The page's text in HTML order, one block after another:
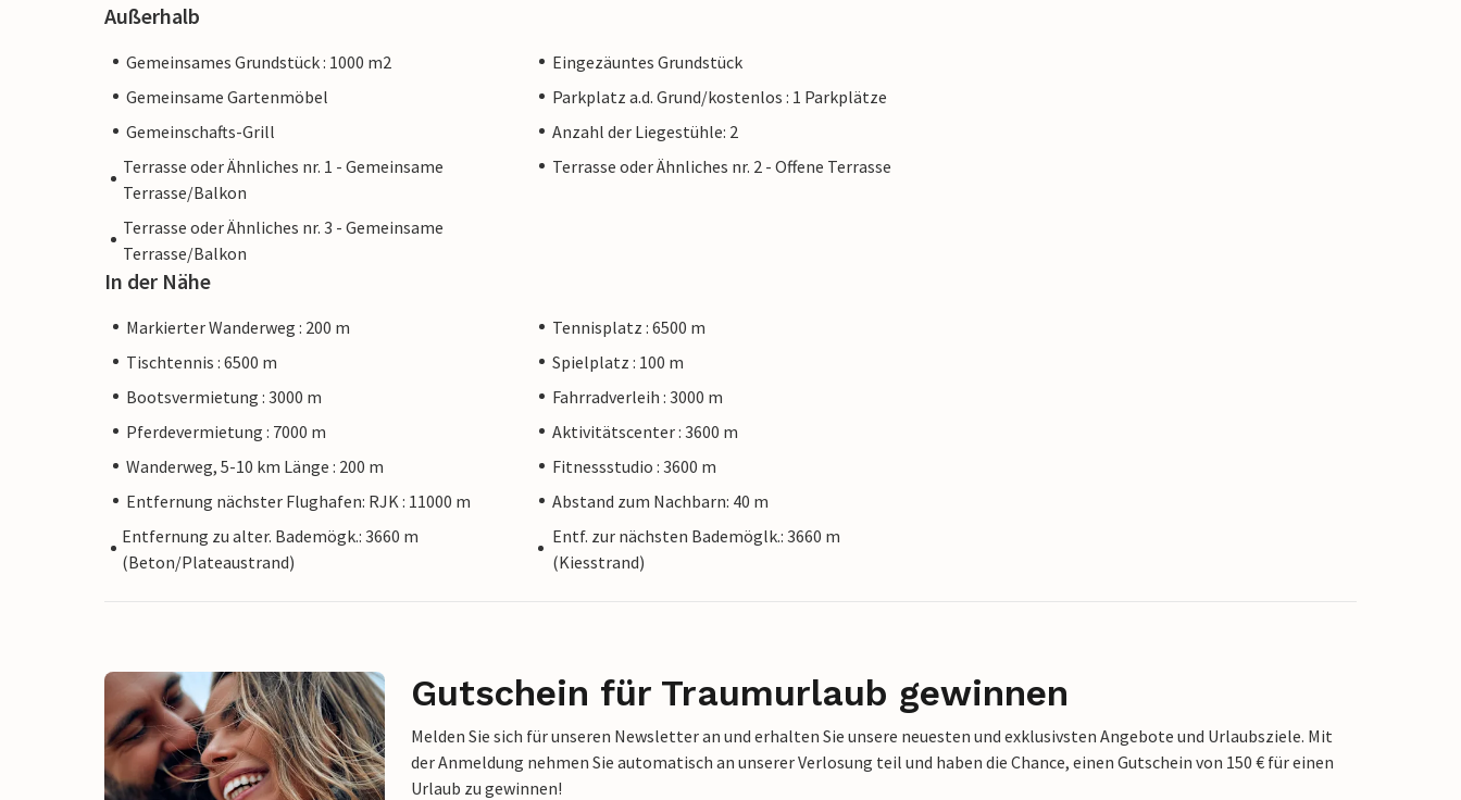
Außerhalb
Gemeinsames Grundstück : 1000 m2
Eingezäuntes Grundstück
Gemeinsame Gartenmöbel
Parkplatz a.d. Grund/kostenlos : 1 Parkplätze
Gemeinschafts-Grill
Anzahl der Liegestühle: 2
Terrasse oder Ähnliches nr. 1 - Gemeinsame
Terrasse/Balkon
Terrasse oder Ähnliches nr. 2 - Offene Terrasse
Terrasse oder Ähnliches nr. 3 - Gemeinsame
Terrasse/Balkon
In der Nähe
Markierter Wanderweg : 200 m
Tennisplatz : 6500 m
Tischtennis : 6500 m
Spielplatz : 100 m
Bootsvermietung : 3000 m
Fahrradverleih : 3000 m
Pferdevermietung : 7000 m
Aktivitätscenter : 3600 m
Wanderweg, 5-10 km Länge : 200 m
Fitnessstudio : 3600 m
Entfernung nächster Flughafen: RJK : 11000 m
Abstand zum Nachbarn: 40 m
Entfernung zu alter. Bademögk.: 3660 m
(Beton/Plateaustrand)
Entf. zur nächsten Bademöglk.: 3660 m
(Kiesstrand)
Gutschein für Traumurlaub gewinnen
Melden Sie sich für unseren Newsletter an und erhalten Sie unsere neuesten und exklusivsten Angebote und Urlaubsziele. Mit
der Anmeldung nehmen Sie automatisch an unserer Verlosung teil und haben die Chance, einen Gutschein von 150 € für einen
Urlaub zu gewinnen!